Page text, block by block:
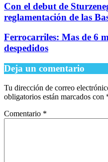
Con el debut de
reglamentación de las
Ferrocarriles: Mas de 6
despedidos
Deja un comentario
Tu dirección de correo
obligatorios están marcados con
Comentario *